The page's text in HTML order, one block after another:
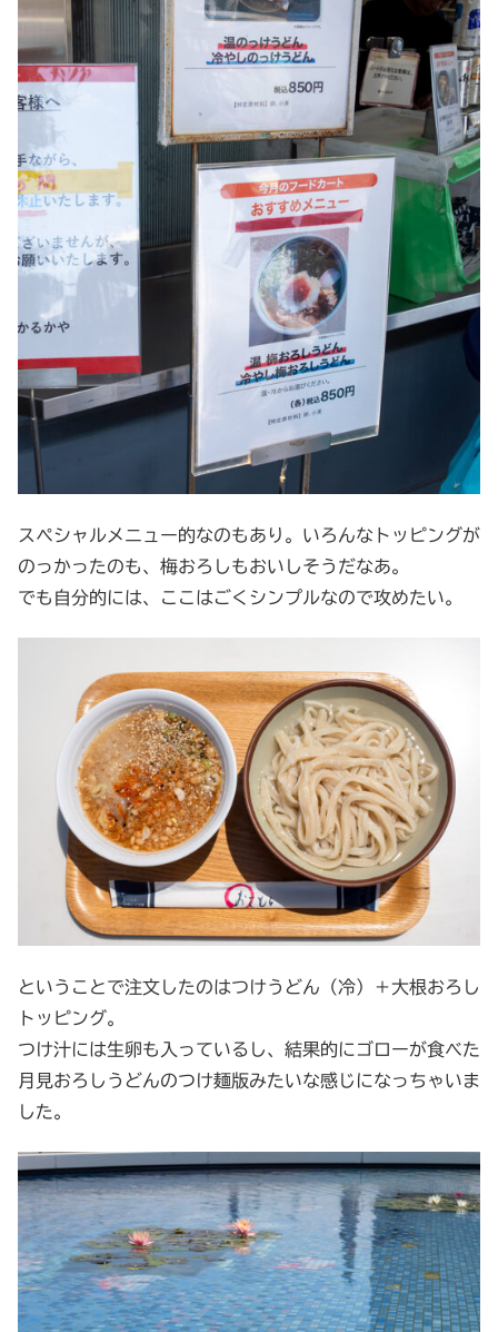
スペシャルメニュー的なのもあり。いろんなトッピングが
のっかったのも、梅おろしもおいしそうだなあ。
でも自分的には、ここはごくシンプルなので攻めたい。
ということで注文したのはつけうどん（冷）＋大根おろし
トッピング。
つけ汁には生卵も入っているし、結果的にゴローが食べた
月見おろしうどんのつけ麺版みたいな感じになっちゃいま
した。